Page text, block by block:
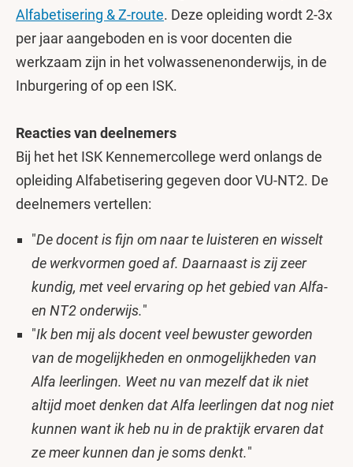
Alfabetisering & Z-route. Deze opleiding wordt 2-3x
per jaar aangeboden en is voor docenten die
werkzaam zijn in het volwassenenonderwijs, in de
Inburgering of op een ISK.
Reacties van deelnemers
Bij het het ISK Kennemercollege werd onlangs de
opleiding Alfabetisering gegeven door VU-NT2. De
deelnemers vertellen:
"De docent is fijn om naar te luisteren en wisselt
de werkvormen goed af. Daarnaast is zij zeer
kundig, met veel ervaring op het gebied van Alfa-
en NT2 onderwijs."
"Ik ben mij als docent veel bewuster geworden
van de mogelijkheden en onmogelijkheden van
Alfa leerlingen. Weet nu van mezelf dat ik niet
altijd moet denken dat Alfa leerlingen dat nog niet
kunnen want ik heb nu in de praktijk ervaren dat
ze meer kunnen dan je soms denkt."